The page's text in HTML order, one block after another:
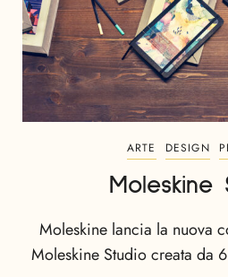
ARTE DESIGN
Moleskine
Moleskine lancia la nuova
Moleskine Studio creata da